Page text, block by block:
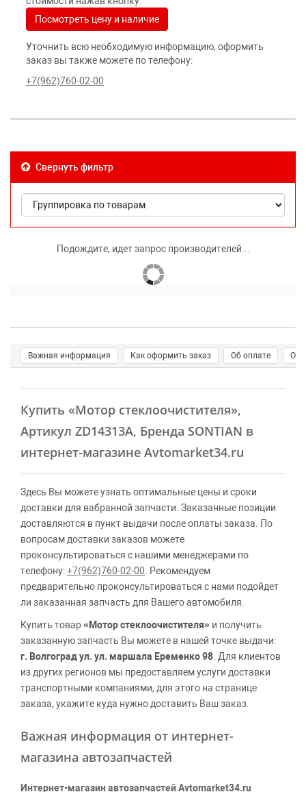
Посмотреть цену и наличие
Уточнить всю необходимую информацию, оформить
заказ вы также можете по телефону:
+7(962)760-02-00
Свернуть фильтр
Подождите, идет запрос производителей...
Важная информация Как оформить заказ Об оплате О
Купить «Мотор стеклоочистителя»,
Артикул ZD14313A, Бренда SONTIAN в
интернет-магазине Avtomarket34.ru
Здесь Вы можете узнать оптимальные цены и сроки
доставки для вабранной запчасти. Заказанные позиции
доставляются в пункт выдачи после оплаты заказа. По
вопросам доставки заказов можете
проконсультироваться с нашими менеджерами по
телефону:+7(962)760-02-00 . Рекомендуем
предварительно проконсультироваться с нами подойдет
ли заказанная запчасть для Вашего автомобиля.
Купить товар«Мотор стеклоочистителя» и получить
заказанную запчасть Вы можете в нашей точке выдачи:
г. Волгоград ул. ул. маршала Еременко 98 . Для клиентов
из других регионов мы предоставляем услуги доставки
транспортными компаниями, для этого на странице
заказа, укажите куда нужно доставить Ваш заказ.
Важная информация от интернет-
магазина автозапчастей
Интернет-магазин автозапчастей Avtomarket34.ru